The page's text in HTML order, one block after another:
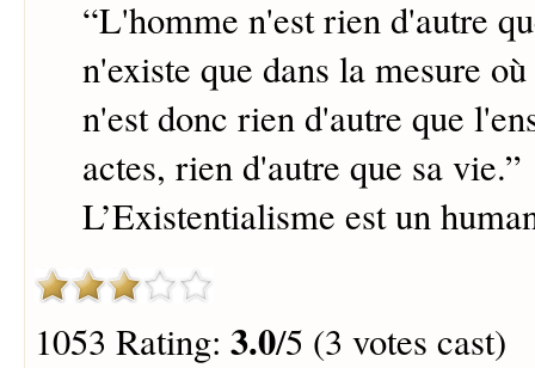
“L'homme n'est rien d'autre
n'existe que dans la mesure
n'est donc rien d'autre que
actes, rien d'autre que sa vie.”
L’Existentialisme est un
1053 Rating: 3.0/5 (3 votes cast)